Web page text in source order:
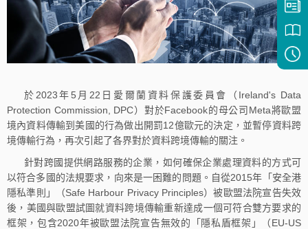
於2023年5月22日愛爾蘭資料保護委員會（Ireland's Data
Protection Commission, DPC）對於Facebook的母公司Meta將歐盟
境內資料傳輸到美國的行為做出開罰12億歐元的決定，並暫停資料跨
境傳輸行為，再次引起了各界對於資料跨境傳輸的關注。
針對跨國提供網路服務的企業，如何確保企業處理資料的方式可
以符合多國的法規要求，向來是一困難的問題。自從2015年「安全港
隱私準則」（Safe Harbour Privacy Principles）被歐盟法院宣告失效
後，美國與歐盟試圖就資料跨境傳輸重新達成一個可符合雙方要求的
框架，包含2020年被歐盟法院宣告無效的「隱私盾框架」（EU-US